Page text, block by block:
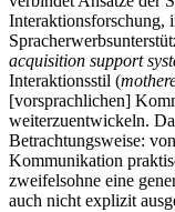
Interaktionsforschung,
acquisition support
Interaktionsstil (
[vorsprachlichen]
weiterzuentwickeln.
Betrachtungsweise:
Kommunikation
zweifelsohne eine
auch nicht explizit